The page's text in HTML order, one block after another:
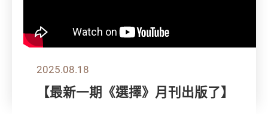
2025.08.18
【最新一期《選擇》月刊出版了】